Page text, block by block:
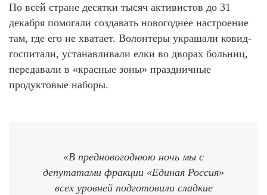
По всей стране десятки тысяч активистов до 31
декабря помогали создавать новогоднее настроение
там, где его не хватает. Волонтеры украшали ковид-
госпитали, устанавливали елки во дворах больниц,
передавали в «красные зоны» праздничные
продуктовые наборы.
«В предновогоднюю ночь мы с
депутатами фракции «Единая Россия»
всех уровней подготовили сладкие